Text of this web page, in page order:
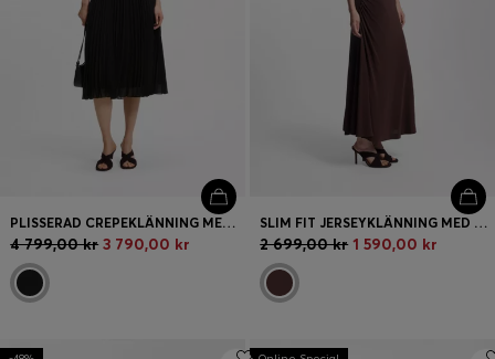
PLISSERAD CREPEKLÄNNING MED SKÅRAD HALSRINGNING
4 799,00 kr 3 790,00 kr
SLIM FIT JERSEYKLÄNNING MED RYNKADE DETALJER
2 699,00 kr 1 590,00 kr